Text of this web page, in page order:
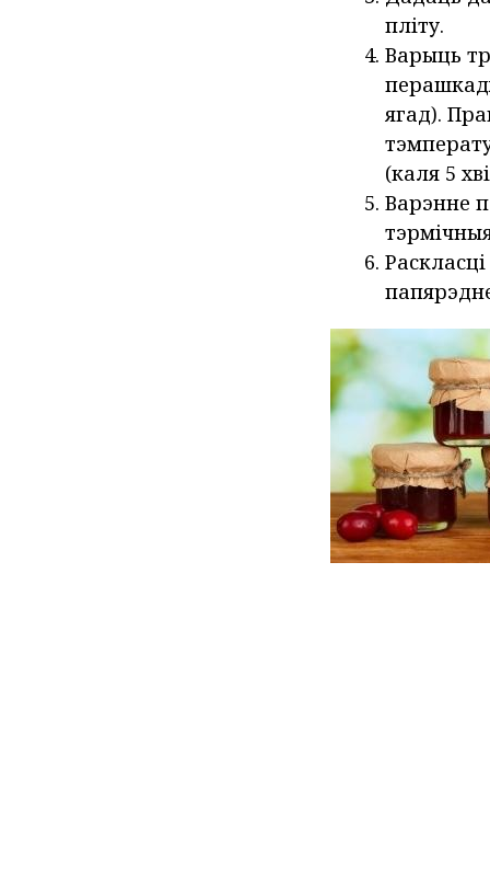
пліту.
Варыць
ягад).
(каля 5
Варэнне